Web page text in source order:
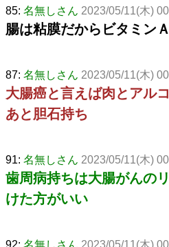
85: 名無しさん 2023/05/11(木)
腸は粘膜だからビタミン
87: 名無しさん 2023/05/11(木)
大腸癌と言えば肉とアル
あと胆石持ち
91: 名無しさん 2023/05/11(木)
歯周病持ちは大腸がんの
けた方がいい
92: 名無しさん 2023/05/11(木)